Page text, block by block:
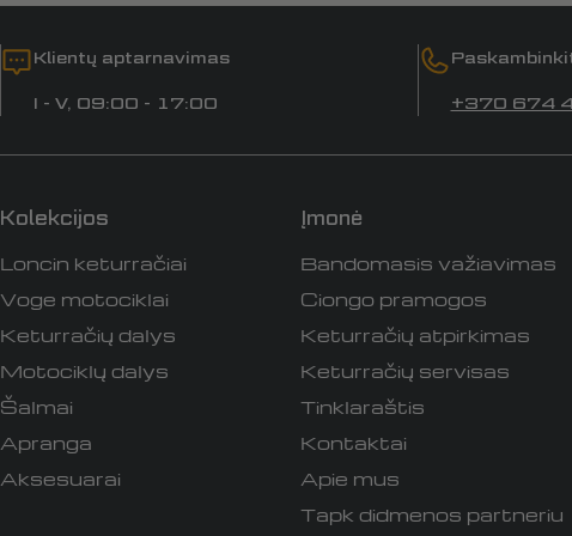
Klientų aptarnavimas
I - V, 09:00 - 17:00 +370 674
Kolekcijos
Loncin keturračiai
Voge motociklai
Keturračių dalys
Motociklų dalys
Šalmai
Apranga
Aksesuarai
Įmonė
Bandomasis važiavimas
Ciongo pramogos
Keturračių atpirkimas
Keturračių servisas
Tinklaraštis
Kontaktai
Apie mus
Tapk didmenos partneriu